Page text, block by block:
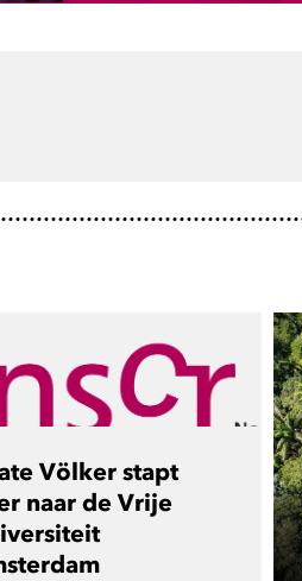
Völker stapt
naar de Vrije